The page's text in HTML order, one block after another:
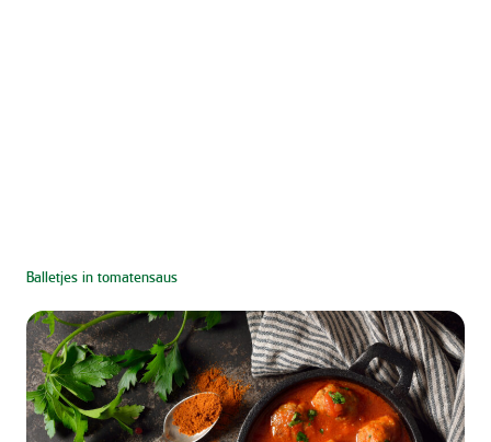
Balletjes in tomatensaus